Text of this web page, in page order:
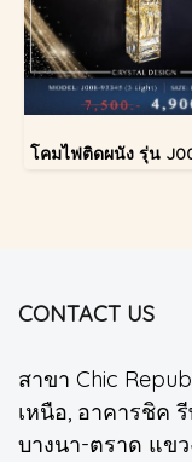
โคมไฟติดผนัง รุ่น
CONTACT US
สาขา Chic
เหนือ, อาคารชิค
บางนา-ตราด แขว